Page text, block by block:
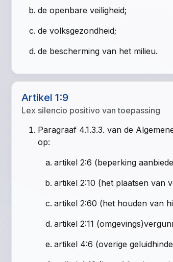
de openbare veiligheid;
de volksgezondheid;
de bescherming van het milieu.
Artikel 1:9
Lex silencio positivo van toepassing
Paragraaf 4.1.3.3. van de
op:
artikel 2:6 (beperking
artikel 2:10 (het plaatsen van
artikel 2:60 (het houden van
artikel 2:11
artikel 4:6 (overige